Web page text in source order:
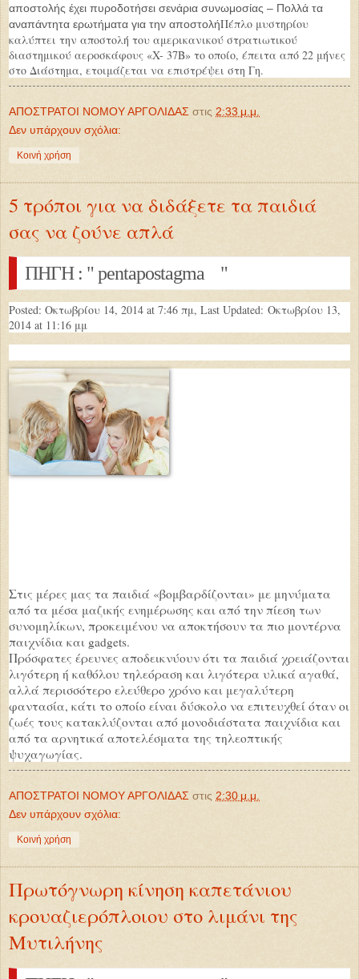
αποστολής έχει πυροδοτήσει σενάρια συνωμοσίας – Πολλά τα
αναπάντητα ερωτήματα για την αποστολήΠέπλο μυστηρίου
καλύπτει την αποστολή του αμερικανικού στρατιωτικού
διαστημικού αεροσκάφους «X- 37B» το οποίο, έπειτα από 22 μήνες
στο Διάστημα, ετοιμάζεται να επιστρέψει στη Γη.
ΑΠΟΣΤΡΑΤΟΙ ΝΟΜΟΥ ΑΡΓΟΛΙΔΑΣ στις 2:33 μ.μ.
Δεν υπάρχουν σχόλια:
Κοινή χρήση
5 τρόποι για να διδάξετε τα παιδιά
σας να ζούνε απλά
ΠΗΓΗ : " pentapostagma "
Posted: Οκτωβρίου 14, 2014 at 7:46 πμ, Last Updated: Οκτωβρίου 13,
2014 at 11:16 μμ
Στις μέρες μας τα παιδιά «βομβαρδίζονται» με μηνύματα
από τα μέσα μαζικής ενημέρωσης και από την πίεση των
συνομηλίκων, προκειμένου να αποκτήσουν τα πιο μοντέρνα
παιχνίδια και gadgets.
Πρόσφατες έρευνες αποδεικνύουν ότι τα παιδιά χρειάζονται
λιγότερη ή καθόλου τηλεόραση και λιγότερα υλικά αγαθά,
αλλά περισσότερο ελεύθερο χρόνο και μεγαλύτερη
φαντασία, κάτι το οποίο είναι δύσκολο να επιτευχθεί όταν οι
ζωές τους κατακλύζονται από μονοδιάστατα παιχνίδια και
από τα αρνητικά αποτελέσματα της τηλεοπτικής
ψυχαγωγίας.
ΑΠΟΣΤΡΑΤΟΙ ΝΟΜΟΥ ΑΡΓΟΛΙΔΑΣ στις 2:30 μ.μ.
Δεν υπάρχουν σχόλια:
Κοινή χρήση
Πρωτόγνωρη κίνηση καπετάνιου
κρουαζιερόπλοιου στο λιμάνι της
Μυτιλήνης